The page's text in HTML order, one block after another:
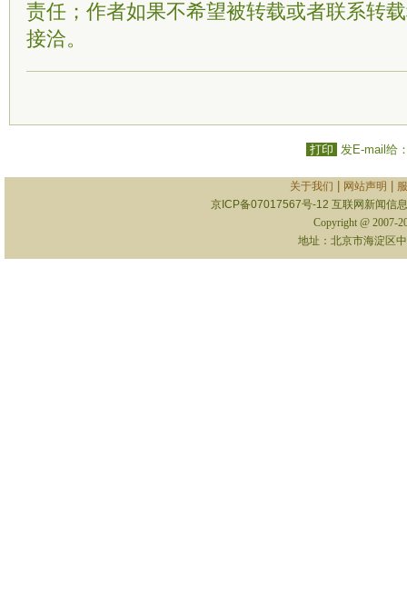
责任；作者如果不希望被转载或者联系转
接洽。
打印 发E-mail给
关于我们 网站声明
京ICP备07017567号-12 互联网新闻信
Copyright @ 2007-
地址：北京市海淀区